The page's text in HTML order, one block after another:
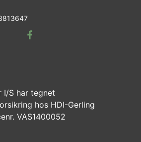
I/S har tegnet
hos HDI-Gerling
VAS1400052